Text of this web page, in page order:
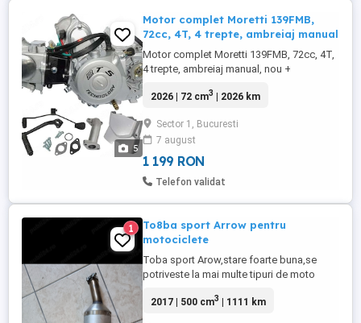
5
Motor complet Moretti 139FMB,
72cc, 4T, 4 trepte, ambreiaj manual
Motor complet Moretti 139FMB, 72cc, 4T,
4 trepte, ambreiaj manual, nou +
garnituri Am renuntat la proiect
2026 | 72 cm3 | 2026 km
Sector 1, Bucuresti
7 august
1 199 RON
Telefon validat
1
To8ba sport Arrow pentru
motociclete
Toba sport Arow,stare foarte buna,se
potriveste la mai multe tipuri de moto
2017 | 500 cm3 | 1111 km